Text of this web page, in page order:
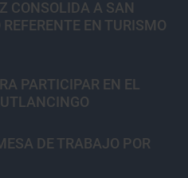
CONSOLIDA A SAN
EN TURISMO
PARTICIPAR EN EL
DE TRABAJO POR